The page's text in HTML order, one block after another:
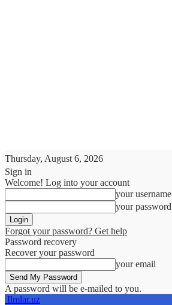
Thursday, August 6, 2026
Sign in
Welcome! Log into your account
your username
your password
Forgot your password? Get help
Password recovery
Recover your password
your email
A password will be e-mailed to you.
Ilmlar.uz